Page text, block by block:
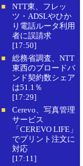
■
NTT東、フレッ
ツ・ADSLやひか
り電話ルータ利用
者に誤請求
[17:50]
■
総務省調査、NTT
東西のブロードバ
ンド契約数シェア
は51.1％
[17:29]
■
Cerevo、写真管理
サービス
「CEREVO LIFE」
でプリント注文に
対応
[17:11]